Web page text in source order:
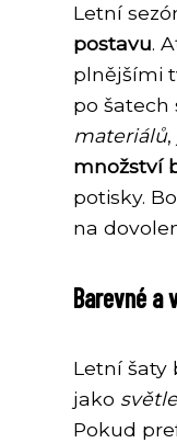
Letní
postavu.
plnějšími
po šatech
materiálů,
množství
potisky.
na
Barevné a
Letní šaty
jako
Pokud